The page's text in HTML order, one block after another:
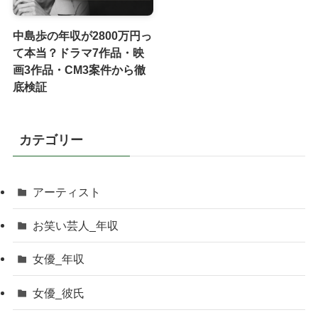
中島歩の年収が2800万円っ
て本当？ドラマ7作品・映
画3作品・CM3案件から徹
底検証
カテゴリー
アーティスト
お笑い芸人_年収
女優_年収
女優_彼氏